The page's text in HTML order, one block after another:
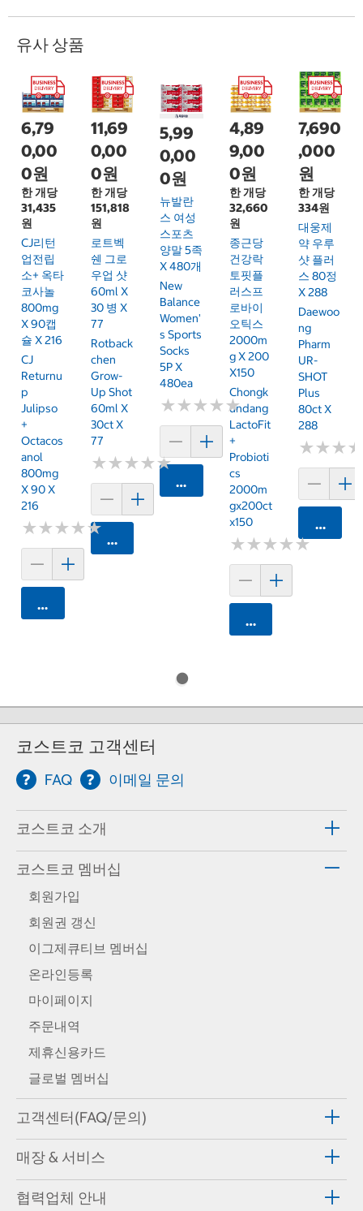
유사 상품
6,79
0,00
0원
한 개당
31,435
원
CJ리턴
업전립
소+ 옥타
코사놀
800mg
X 90캡
슐 X 216
CJ
Returnu
P
Julipso
+
Octacos
Anol
800mg
X 90 X
216
★★★★★
★★★★★
카트에 담기
11,69
0,00
0원
한 개당
151,818
원
로트벡
쉔 그로
우업 샷
60ml X
30 병 X
77
Rotback
Chen
Grow-
Up Shot
60ml X
30ct X
77
★★★★★
★★★★★
카트에 담기
5,99
0,00
0원
뉴발란
스 여성
스포츠
양말 5족
X 480개
New
Balance
Women'
S Sports
Socks
5P X
480ea
★★★★★
★★★★★
카트에 담기
4,89
9,00
0원
한 개당
32,660
원
종근당
건강락
토핏플
러스프
로바이
오틱스
2000m
G X 200
X150
Chongk
Undang
LactoFit
+
Probioti
Cs
2000m
Gx200ct
X150
★★★★★
★★★★★
카트에 담기
7,690
,000
원
한 개당
334원
대웅제
약 우루
샷 플러
스 80정
X 288
Daewoo
Ng
Pharm
UR-
SHOT
Plus
80ct X
288
★★★
★★★
카트에
코스트코 고객센터
FAQ 이메일 문의
코스트코 소개
코스트코 멤버십
회원가입
회원권 갱신
이그제큐티브 멤버십
온라인등록
마이페이지
주문내역
제휴신용카드
글로벌 멤버십
고객센터(FAQ/문의)
매장 & 서비스
협력업체 안내